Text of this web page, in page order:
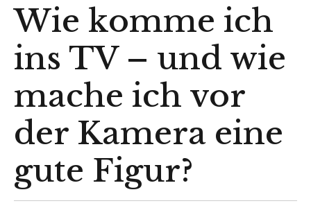
Wie komme ich
ins TV – und wie
mache ich vor
der Kamera eine
gute Figur?